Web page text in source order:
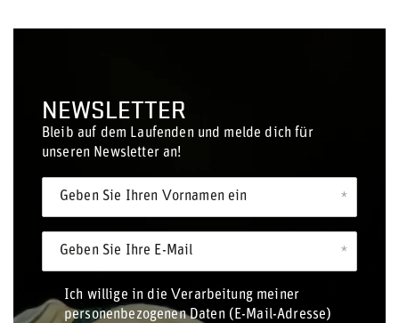
NEWSLETTER
Bleib auf dem Laufenden und melde dich für
unseren Newsletter an!
Geben Sie Ihren Vornamen ein
Geben Sie Ihre E-Mail
Ich willige in die Verarbeitung meiner
personenbezogenen Daten (E-Mail-Adresse)